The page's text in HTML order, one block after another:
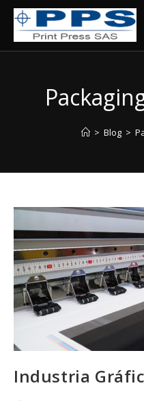
Saltar
contenido
> Blog >
Industria